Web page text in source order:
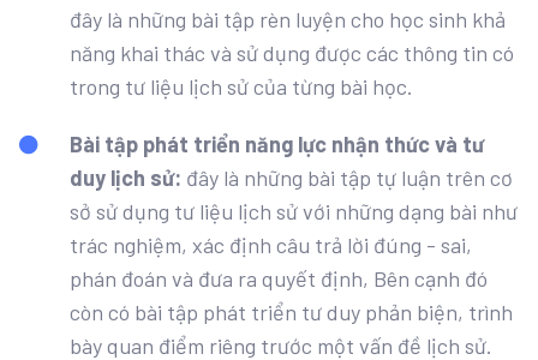
đây là những bài tập rèn luyện cho học sinh khả
năng khai thác và sử dụng được các thông tin có
trong tư liệu lịch sử của từng bài học.
Bài tập phát triển năng lực nhận thức và tư
duy lịch sử: đây là những bài tập tự luận trên cơ
sở sử dụng tư liệu lịch sử với những dạng bài như
trác nghiệm, xác định câu trả lời đúng - sai,
phán đoán và đưa ra quyết định, Bên cạnh đó
còn có bài tập phát triển tư duy phản biện, trình
bày quan điểm riêng trước một vấn đề lịch sử.